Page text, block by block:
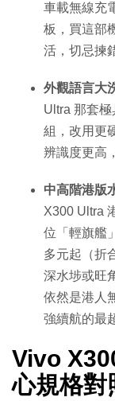
車載無線充
板，買這部
活，切忌揀
外觀語言大
Ultra 那套
組，改用更
辨識度更高
中高階港版
X300 Ultra
位「輕旗艦
多元起（折
深水埗或旺
依然是港人
強續航的最
Vivo
心規格對